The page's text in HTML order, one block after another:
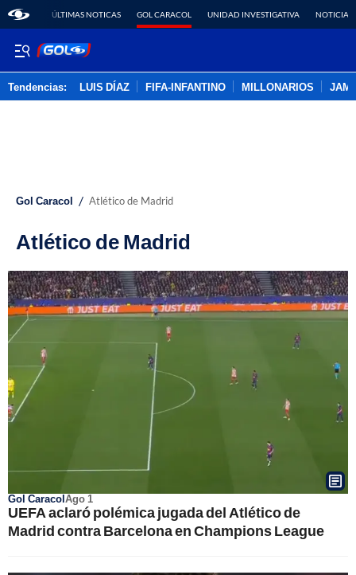
ÚLTIMAS NOTICAS GOL CARACOL UNIDAD INVESTIGATIVA NOTICIAS
Tendencias: LUIS DÍAZ FIFA-INFANTINO MILLONARIOS
Gol Caracol / Atlético de Madrid
Atlético de Madrid
Gol CaracolAgo 1
UEFA aclaró polémica jugada del Atlético de
Madrid contra Barcelona en Champions League